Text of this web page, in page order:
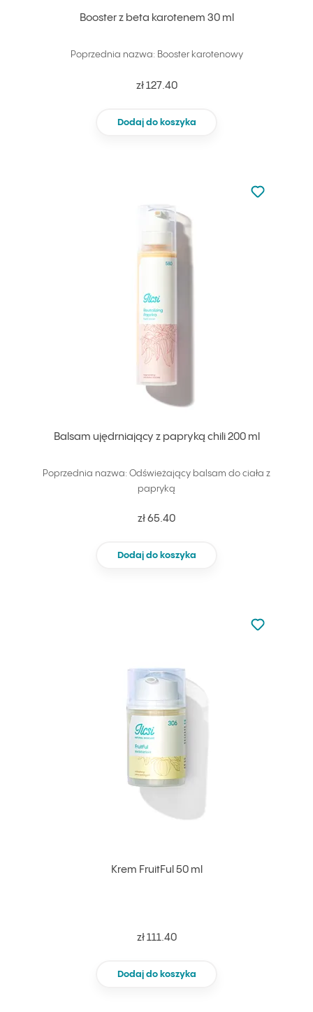
Booster z beta karotenem 30 ml
Poprzednia nazwa: Booster karotenowy
zł 127.40
Dodaj do koszyka
Balsam ujędrniający z papryką chili 200 ml
Poprzednia nazwa: Odświeżający balsam do ciała z
papryką
zł 65.40
Dodaj do koszyka
Nie dodano
Dodaj do
Krem FruitFul 50 ml
zł 111.40
Dodaj do koszyka
Nie dodano
Dodaj do